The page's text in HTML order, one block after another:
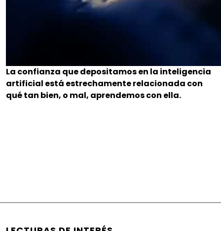
La confianza que depositamos en la inteligencia
artificial está estrechamente relacionada con
qué tan bien, o mal, aprendemos con ella.